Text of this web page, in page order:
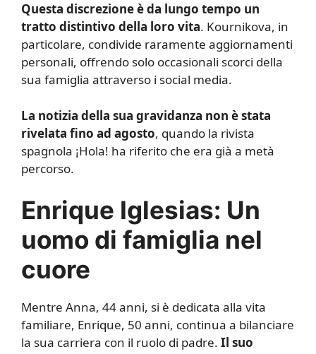
Questa discrezione è da lungo tempo un
tratto distintivo della loro vita. Kournikova, in
particolare, condivide raramente aggiornamenti
personali, offrendo solo occasionali scorci della
sua famiglia attraverso i social media.
La notizia della sua gravidanza non è stata
rivelata fino ad agosto, quando la rivista
spagnola ¡Hola! ha riferito che era già a metà
percorso.
Enrique Iglesias: Un
uomo di famiglia nel
cuore
Mentre Anna, 44 anni, si è dedicata alla vita
familiare, Enrique, 50 anni, continua a bilanciare
la sua carriera con il ruolo di padre. Il suo